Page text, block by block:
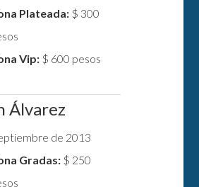
Plateada: $ 300
Vip: $ 600 pesos
Álvarez
de 2013
Gradas: $ 250